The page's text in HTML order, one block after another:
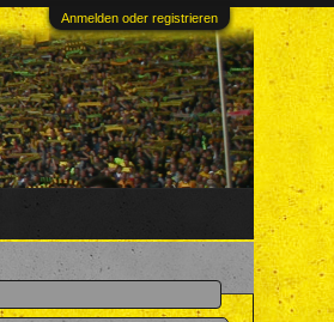
Anmelden oder registrieren